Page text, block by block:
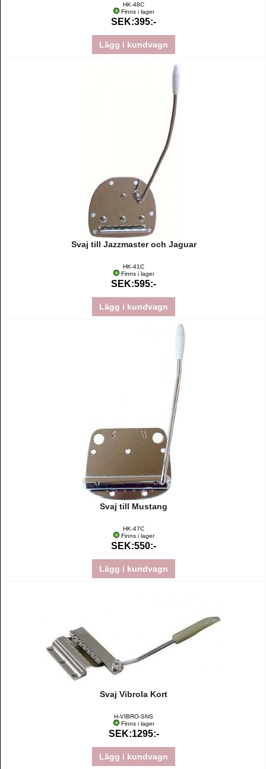
HK-48C
Finns i lager
SEK:395:-
Lägg i kundvagn
Svaj till Jazzmaster och Jaguar
HK-41C
Finns i lager
SEK:595:-
Lägg i kundvagn
Svaj till Mustang
HK-47C
Finns i lager
SEK:550:-
Lägg i kundvagn
Svaj Vibrola Kort
H-VIBRO-SNS
Finns i lager
SEK:1295:-
Lägg i kundvagn